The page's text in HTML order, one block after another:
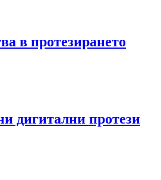
в протезирането
дигитални протези